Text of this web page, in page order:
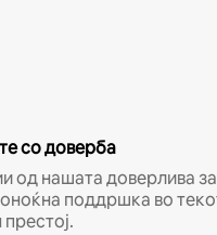
со доверба
од нашата доверлива
поддршка во